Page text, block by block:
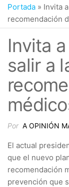
Portada » Invita
recomendación
Invita
salir a
Por A OPINIÓN
El actual
que el nuevo
recomendación
prevención que